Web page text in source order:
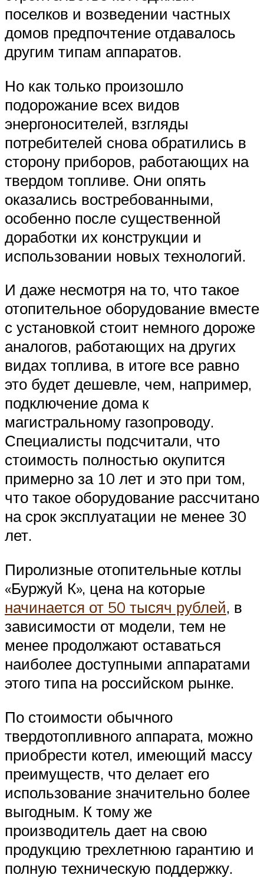
поселков и возведении частных
домов предпочтение отдавалось
другим типам аппаратов.
Но как только произошло
подорожание всех видов
энергоносителей, взгляды
потребителей снова обратились в
сторону приборов, работающих на
твердом топливе. Они опять
оказались востребованными,
особенно после существенной
доработки их конструкции и
использовании новых технологий.
И даже несмотря на то, что такое
отопительное оборудование вместе
с установкой стоит немного дороже
аналогов, работающих на других
видах топлива, в итоге все равно
это будет дешевле, чем, например,
подключение дома к
магистральному газопроводу.
Специалисты подсчитали, что
стоимость полностью окупится
примерно за 10 лет и это при том,
что такое оборудование рассчитано
на срок эксплуатации не менее 30
лет.
Пиролизные отопительные котлы
«Буржуй К», цена на которые
начинается от 50 тысяч рублей, в
зависимости от модели, тем не
менее продолжают оставаться
наиболее доступными аппаратами
этого типа на российском рынке.
По стоимости обычного
твердотопливного аппарата, можно
приобрести котел, имеющий массу
преимуществ, что делает его
использование значительно более
выгодным. К тому же
производитель дает на свою
продукцию трехлетнюю гарантию и
полную техническую поддержку.